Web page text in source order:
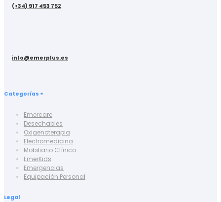
(+34) 917 453 752
info@emerplus.es
Categorías +
Emercare
Desechables
Oxigenoterapia
Electromedicina
Mobiliario Clínico
EmerKids
Emergencias
Equipación Personal
Legal